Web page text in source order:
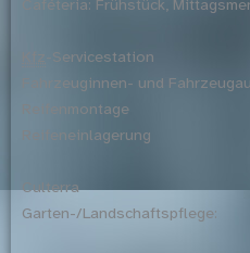
Caféteria: Frühstück,
-Servicestation
Fahrzeuginnen- und
Reifenmontage
Reifeneinlagerung
Culterra
Garten-/Landschaftspflege: